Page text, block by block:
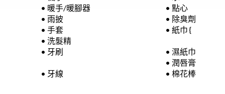
• 暖手/暖腳器
• 雨披
• 手套
• 洗髮精
• 牙刷
• 牙線
• 點心
• 除臭劑
• 紙巾 {
• 濕紙巾
• 潤唇膏
• 棉花棒